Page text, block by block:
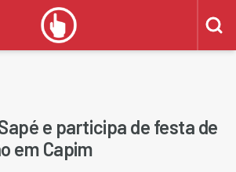
e participa de festa de
em Capim